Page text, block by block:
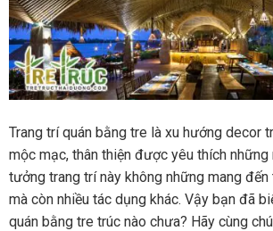
Trang trí quán bằng tre là xu hướng decor
mộc mạc, thân thiện được yêu thích những
tưởng trang trí này không những mang
mà còn nhiều tác dụng khác. Vậy bạn đã
quán bằng tre trúc nào chưa? Hãy cùng